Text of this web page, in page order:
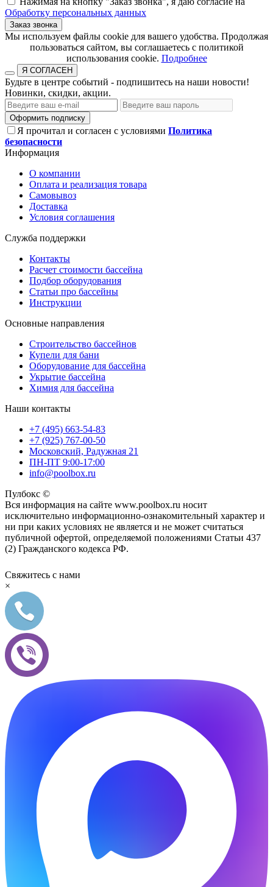
Обработку персональных данных
Заказ звонка
​​​​​​​Мы используем файлы cookie для вашего удобства. Продолжая
пользоваться сайтом, вы соглашаетесь с политикой
использования cookie.​​​​​​​ Подробнее
Я СОГЛАСЕН
Будьте в центре событий - подпишитесь на наши новости!
Новинки, скидки, акции.
Оформить подписку
Я прочитал и согласен с условиями Политика
безопасности
Информация
О компании
Оплата и реализация товара
Самовывоз
Доставка
Условия соглашения
Служба поддержки
Контакты
Расчет стоимости бассейна
Подбор оборудования
Статьи про бассейны
Инструкции
Основные направления
Строительство бассейнов
Купели для бани
Оборудование для бассейна
Укрытие бассейна
Химия для бассейна
Наши контакты
+7 (495) 663-54-83
+7 (925) 767-00-50
Московский, Радужная 21
ПН-ПТ 9:00-17:00
info@poolbox.ru
Пулбокс ©
Вся информация на сайте www.poolbox.ru носит
исключительно информационно-ознакомительный характер и
ни при каких условиях не является и не может считаться
публичной офертой, определяемой положениями Статьи 437
(2) Гражданского кодекса РФ.
Свяжитесь с нами
×